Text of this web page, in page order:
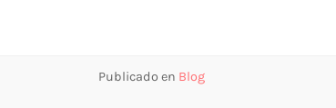
Publicado en Blog